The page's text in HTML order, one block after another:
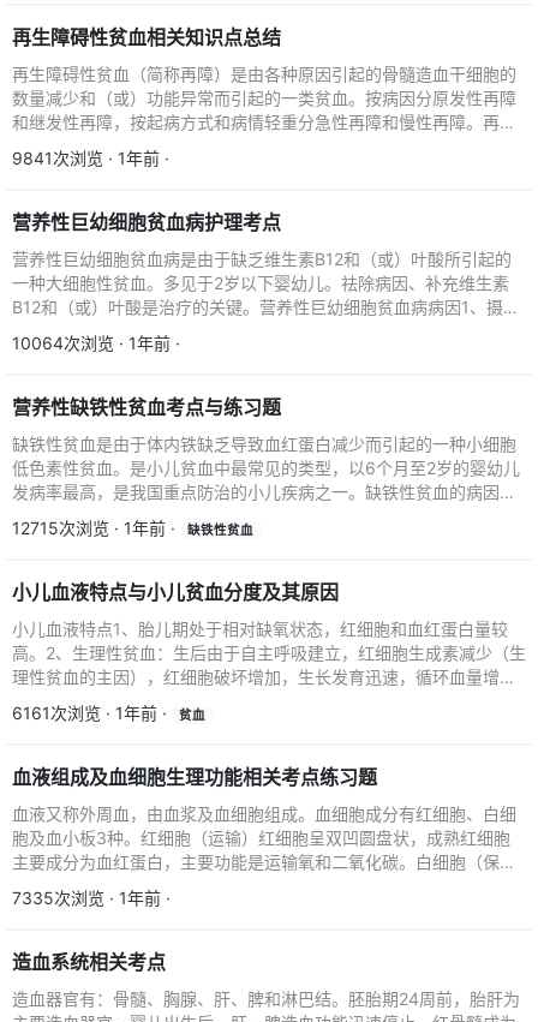
再生障碍性贫血相关知识点总结
再生障碍性贫血（简称再障）是由各种原因引起的骨髓造血干细胞的
数量减少和（或）功能异常而引起的一类贫血。按病因分原发性再障
和继发性再障，按起病方式和病情轻重分急性再障和慢性再障。再生
障碍性贫血的病因一、...
9841次浏览 · 1年前 ·
营养性巨幼细胞贫血病护理考点
营养性巨幼细胞贫血病是由于缺乏维生素B12和（或）叶酸所引起的
一种大细胞性贫血。多见于2岁以下婴幼儿。祛除病因、补充维生素
B12和（或）叶酸是治疗的关键。营养性巨幼细胞贫血病病因1、摄入
不足：因羊乳中...
10064次浏览 · 1年前 ·
营养性缺铁性贫血考点与练习题
缺铁性贫血是由于体内铁缺乏导致血红蛋白减少而引起的一种小细胞
低色素性贫血。是小儿贫血中最常见的类型，以6个月至2岁的婴幼儿
发病率最高，是我国重点防治的小儿疾病之一。缺铁性贫血的病因铁
的储存不足、铁摄入...
12715次浏览 · 1年前 · 缺铁性贫血
小儿血液特点与小儿贫血分度及其原因
小儿血液特点1、胎儿期处于相对缺氧状态，红细胞和血红蛋白量较
高。2、生理性贫血：生后由于自主呼吸建立，红细胞生成素减少（生
理性贫血的主因），红细胞破坏增加，生长发育迅速，循环血量增加
等因素，生后2～3...
6161次浏览 · 1年前 · 贫血
血液组成及血细胞生理功能相关考点练习题
血液又称外周血，由血浆及血细胞组成。血细胞成分有红细胞、白细
胞及血小板3种。红细胞（运输）红细胞呈双凹圆盘状，成熟红细胞
主要成分为血红蛋白，主要功能是运输氧和二氧化碳。白细胞（保
护）白细胞的主要功能是...
7335次浏览 · 1年前 ·
造血系统相关考点
造血器官有：骨髓、胸腺、肝、脾和淋巴结。胚胎期24周前，胎肝为